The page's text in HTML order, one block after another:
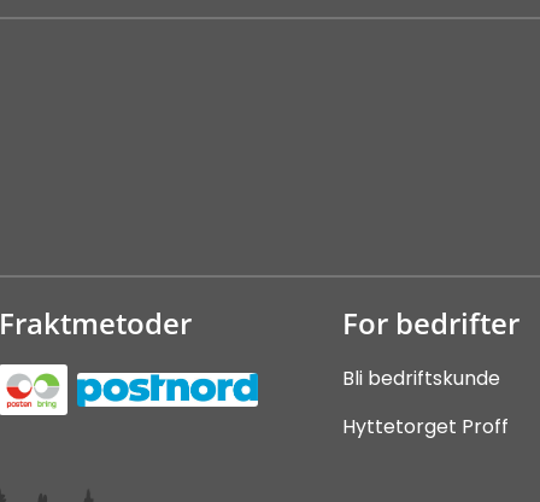
For bedrifter
Bli bedriftskunde
Hyttetorget Proff
Fraktmetoder